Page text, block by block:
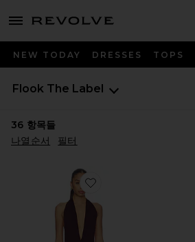
menu - shows more content
NEW TODAY DRESSES TOPS
Flook The Label
36 항목들
나열순서
필터
Favorite BAYAD 원피스